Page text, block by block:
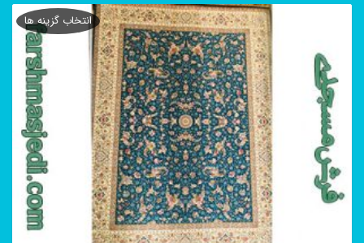
محصول
مختلفی
باشد.
گزینه
ها
انتخاب گزینه ها